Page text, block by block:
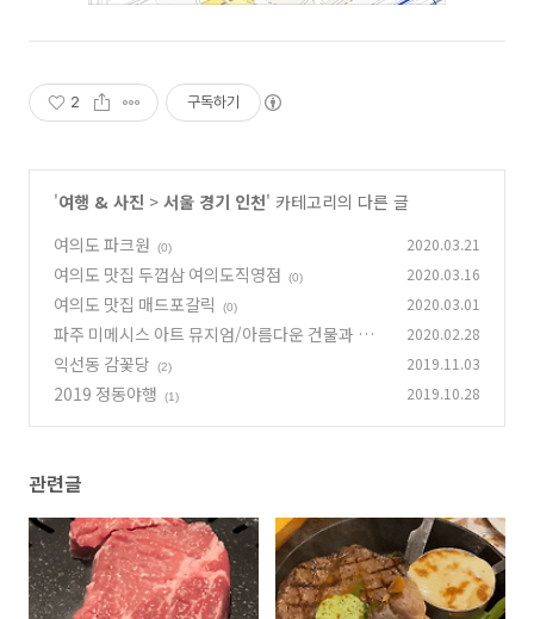
2 구독하기
'여행 & 사진 > 서울 경기 인천' 카테고리의 다른 글
여의도 파크원
(0) 2020.03.21
여의도 맛집 두껍삼 여의도직영점 (0) 2020.03.16
여의도 맛집 매드포갈릭 (0) 2020.03.01
파주 미메시스 아트 뮤지엄/아름다운 건물과 책
이 있는곳 (0)
2020.02.28
익선동 감꽃당 (2) 2019.11.03
2019 정동야행 (1) 2019.10.28
관련글